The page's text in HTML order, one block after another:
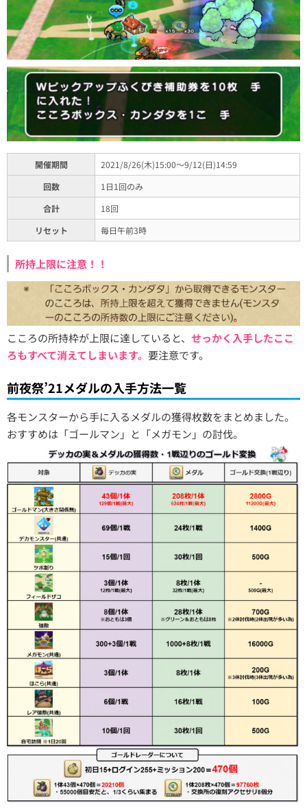
開催期間
2021/8/26(木)15:00～9/12(日)14:59
回数
1日1回のみ
合計
18回
リセット
毎日午前3時
所持上限に注意！！
こころの所持枠が上限に達していると、 せっかく入手したここ
ろもすべて消えてしまいます。 要注意です。
前夜祭’21メダルの入手方法一覧
各モンスターから手に入るメダルの獲得枚数をまとめました。
おすすめは「ゴールマン」と「メガモン」の討伐。